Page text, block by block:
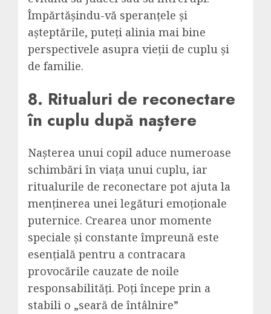
Împărtășindu-vă speranțele și
așteptările, puteți alinia mai bine
perspectivele asupra vieții de cuplu și
de familie.
8. Ritualuri de reconectare
în cuplu după naștere
Nașterea unui copil aduce numeroase
schimbări în viața unui cuplu, iar
ritualurile de reconectare pot ajuta la
menținerea unei legături emoționale
puternice. Crearea unor momente
speciale și constante împreună este
esențială pentru a contracara
provocările cauzate de noile
responsabilități. Poți începe prin a
stabili o „seară de întâlnire”